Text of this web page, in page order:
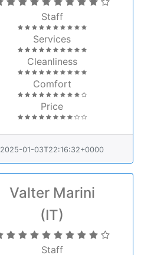
Staff
Services
Cleanliness
Comfort
Price
2025-01-03T22:16:32+0000
Valter Marini
(IT)
Staff